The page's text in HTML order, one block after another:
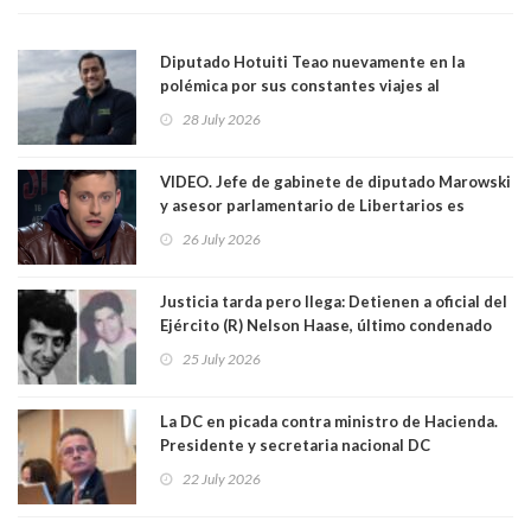
Diputado Hotuiti Teao nuevamente en la
polémica por sus constantes viajes al
vacaciones para irse a Londres y Paris por 18
28 July 2026
VIDEO. Jefe de gabinete de diputado Marowski
y asesor parlamentario de Libertarios es
comentarios sexuales sobre menores. Redes
26 July 2026
Justicia tarda pero llega: Detienen a oficial del
Ejército (R) Nelson Haase, último condenado
Prisiones Littré Quiroga. Ambos fueron
balazos. Quién es este criminal de lesa
humanidad
25 July 2026
La DC en picada contra ministro de Hacienda.
Presidente y secretaria nacional DC
mintiendo, no votamos a favor de su
22 July 2026